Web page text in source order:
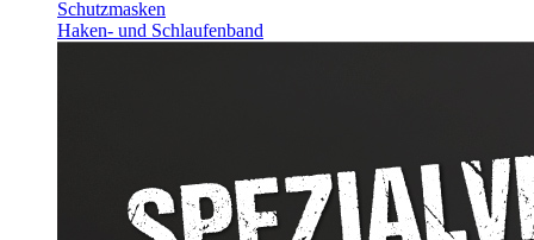
Schutzmasken
Haken- und Schlaufenband